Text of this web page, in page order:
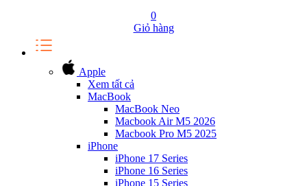
0
Giỏ hàng
Apple
Xem tất cả
MacBook
MacBook Neo
Macbook Air M5 2026
Macbook Pro M5 2025
iPhone
iPhone 17 Series
iPhone 16 Series
iPhone 15 Series